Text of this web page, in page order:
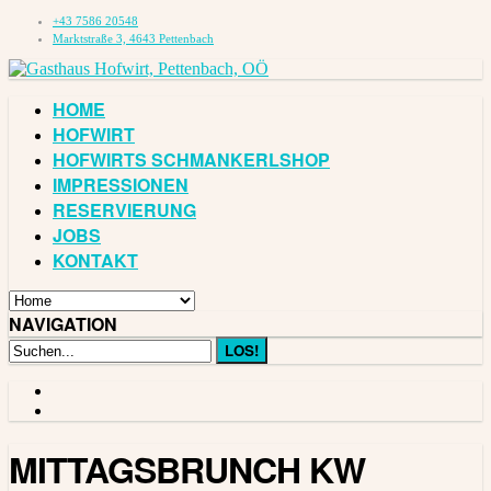
+43 7586 20548
Marktstraße 3, 4643 Pettenbach
HOME
HOFWIRT
HOFWIRTS SCHMANKERLSHOP
IMPRESSIONEN
RESERVIERUNG
JOBS
KONTAKT
NAVIGATION
MITTAGSBRUNCH KW